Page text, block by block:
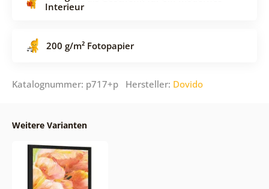
Interieur
200 g/m² Fotopapier
Katalognummer: p717+p Hersteller: Dovido
Weitere Varianten